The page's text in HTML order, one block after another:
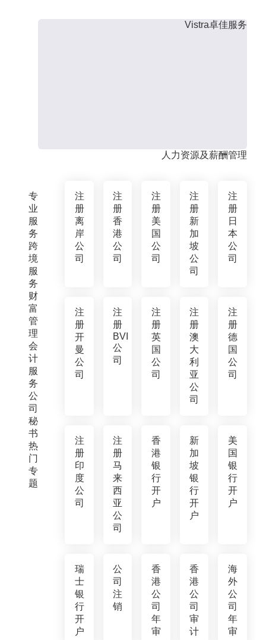
专
业
服
务
跨
境
服
务
财
富
管
理
会
计
服
务
公
司
秘
书
热
门
专
题
Vistra卓佳服务
人力资源及薪酬管理
注
册
离
岸
公
司
注
册
香
港
公
司
注
册
美
国
公
司
注
册
新
加
坡
公
司
注
册
日
本
公
司
注
册
开
曼
公
司
注
册
BVI
公
司
注
册
英
国
公
司
注
册
澳
大
利
亚
公
司
注
册
德
国
公
司
注
册
印
度
公
司
注
册
马
来
西
亚
公
司
香
港
银
行
开
户
新
加
坡
银
行
开
户
美
国
银
行
开
户
瑞
士
银
行
开
户
公
司
注
销
香
港
公
司
年
审
香
港
公
司
审
计
海
外
公
司
年
审